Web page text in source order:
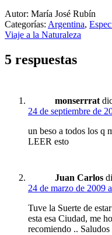
Autor: María José Rubín
Categorías: Argentina,
Viaje a la Naturaleza
5 respuestas
monserrrat
24 de septiembre de
un beso a todos los q
LEER esto
Juan Carlos
24 de marzo de 2009
Tuve la Suerte de
esta esa Ciudad, me
recomiendo .. Saludos